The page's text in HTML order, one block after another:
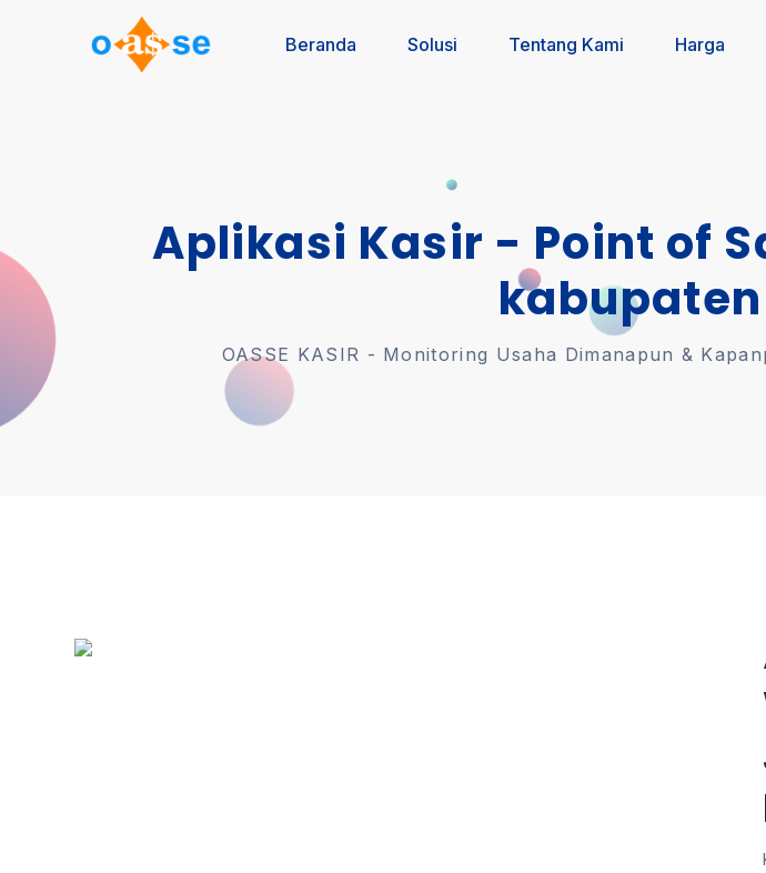
Beranda Solusi Tentang Kami Harga
Aplikasi Kasir - Point of
OASSE KASIR - Monitoring Usaha Dimanapun &